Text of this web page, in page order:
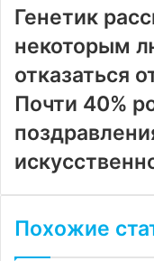
Генетик
некоторым
отказаться
Почти 40%
Похожие